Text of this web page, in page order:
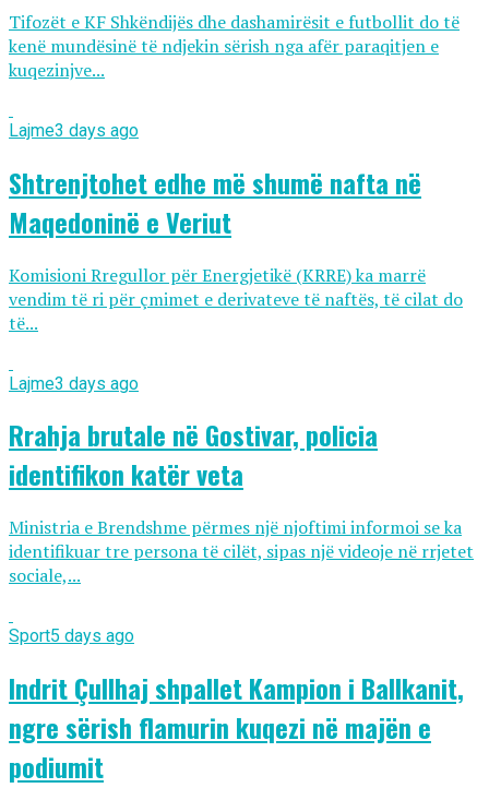
Tifozët e KF Shkëndijës dhe dashamirësit e futbollit do të
kenë mundësinë të ndjekin sërish nga afër paraqitjen e
kuqezinjve...
Lajme3 days ago
Shtrenjtohet edhe më shumë nafta në
Maqedoninë e Veriut
Komisioni Rregullor për Energjetikë (KRRE) ka marrë
vendim të ri për çmimet e derivateve të naftës, të cilat do
të...
Lajme3 days ago
Rrahja brutale në Gostivar, policia
identifikon katër veta
Ministria e Brendshme përmes një njoftimi informoi se ka
identifikuar tre persona të cilët, sipas një videoje në rrjetet
sociale,...
Sport5 days ago
Indrit Çullhaj shpallet Kampion i Ballkanit,
ngre sërish flamurin kuqezi në majën e
podiumit